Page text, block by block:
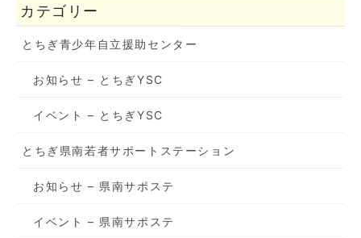
カテゴリー
とちぎ青少年自立援助センター
お知らせ – とちぎYSC
イベント – とちぎYSC
とちぎ県南若者サポートステーション
お知らせ – 県南サポステ
イベント – 県南サポステ